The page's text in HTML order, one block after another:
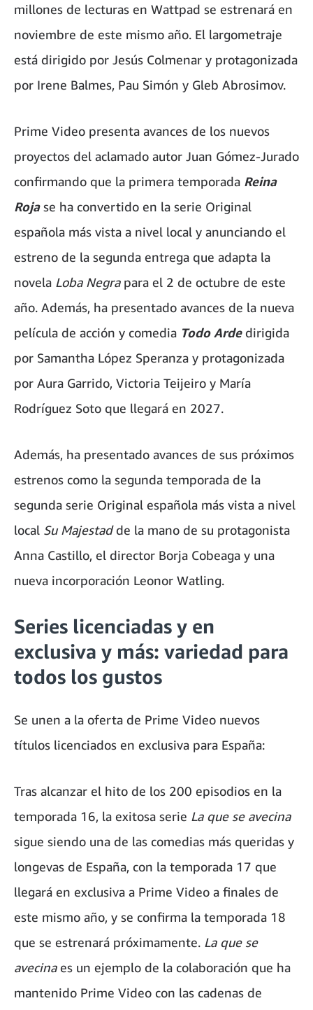
millones de lecturas en Wattpad se estrenará en
noviembre de este mismo año. El largometraje
está dirigido por Jesús Colmenar y protagonizada
por Irene Balmes, Pau Simón y Gleb Abrosimov.
Prime Video presenta avances de los nuevos
proyectos del aclamado autor Juan Gómez-Jurado
confirmando que la primera temporada Reina
Rojase ha convertido en la serie Original
española más vista a nivel local y anunciando el
estreno de la segunda entrega que adapta la
novela Loba Negra para el 2 de octubre de este
año. Además, ha presentado avances de la nueva
película de acción y comedia Todo Ardedirigida
por Samantha López Speranza y protagonizada
por Aura Garrido, Victoria Teijeiro y María
Rodríguez Soto que llegará en 2027.
Además, ha presentado avances de sus próximos
estrenos como la segunda temporada de la
segunda serie Original española más vista a nivel
local Su Majestadde la mano de su protagonista
Anna Castillo, el director Borja Cobeaga y una
nueva incorporación Leonor Watling.
Series licenciadas y en
exclusiva y más: variedad para
todos los gustos
Se unen a la oferta de Prime Video nuevos
títulos licenciados en exclusiva para España:
Tras alcanzar el hito de los 200 episodios en la
temporada 16, la exitosa serie La que se avecina
sigue siendo una de las comedias más queridas y
longevas de España, con la temporada 17 que
llegará en exclusiva a Prime Video a finales de
este mismo año, y se confirma la temporada 18
que se estrenará próximamente. La que se
avecinaes un ejemplo de la colaboración que ha
mantenido Prime Video con las cadenas de